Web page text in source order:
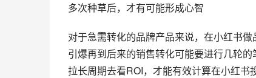
多次种草后，才有可能形成心智
对于急需转化的品牌产品来说，在小红书
引爆再到后来的销售转化可能要进行几轮
拉长周期去看ROI，才能有效计算在小红书